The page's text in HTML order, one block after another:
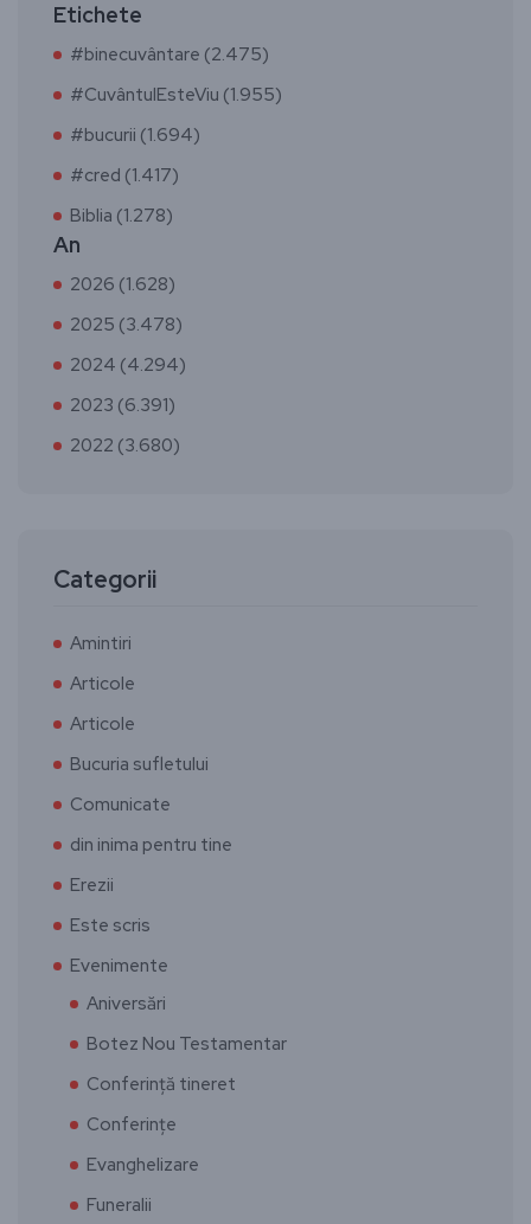
Etichete
#binecuvântare (2.475)
#CuvântulEsteViu (1.955)
#bucurii (1.694)
#cred (1.417)
Biblia (1.278)
An
2026 (1.628)
2025 (3.478)
2024 (4.294)
2023 (6.391)
2022 (3.680)
Categorii
Amintiri
Articole
Articole
Bucuria sufletului
Comunicate
din inima pentru tine
Erezii
Este scris
Evenimente
Aniversări
Botez Nou Testamentar
Conferință tineret
Conferințe
Evanghelizare
Funeralii